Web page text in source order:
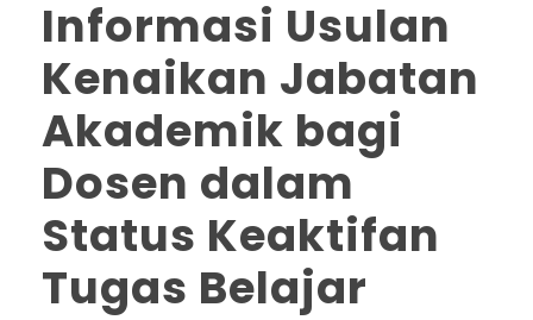
Informasi Usulan
Kenaikan Jabatan
Akademik bagi
Dosen dalam
Status Keaktifan
Tugas Belajar